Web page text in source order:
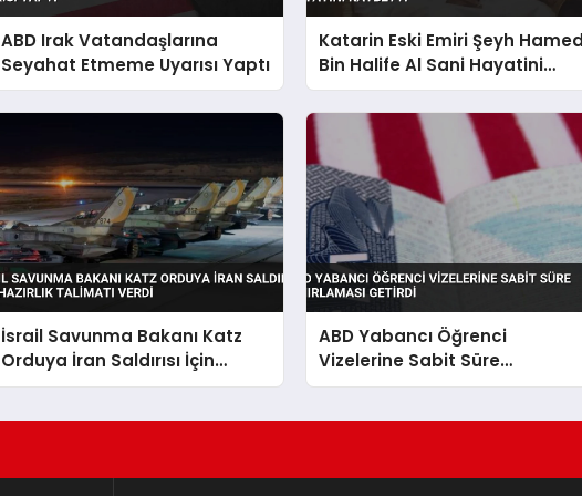
ABD Irak Vatandaşlarına
Seyahat Etmeme Uyarısı Yaptı
Katarin Eski Emiri Şeyh
Bin Halife Al Sani Hayatini
Kaybetti
İsrail Savunma Bakanı Katz
Orduya İran Saldırısı İçin
Hazırlık Talimatı Verdi
ABD Yabancı Öğrenci
Vizelerine Sabit Süre
Sınırlaması Getirdi